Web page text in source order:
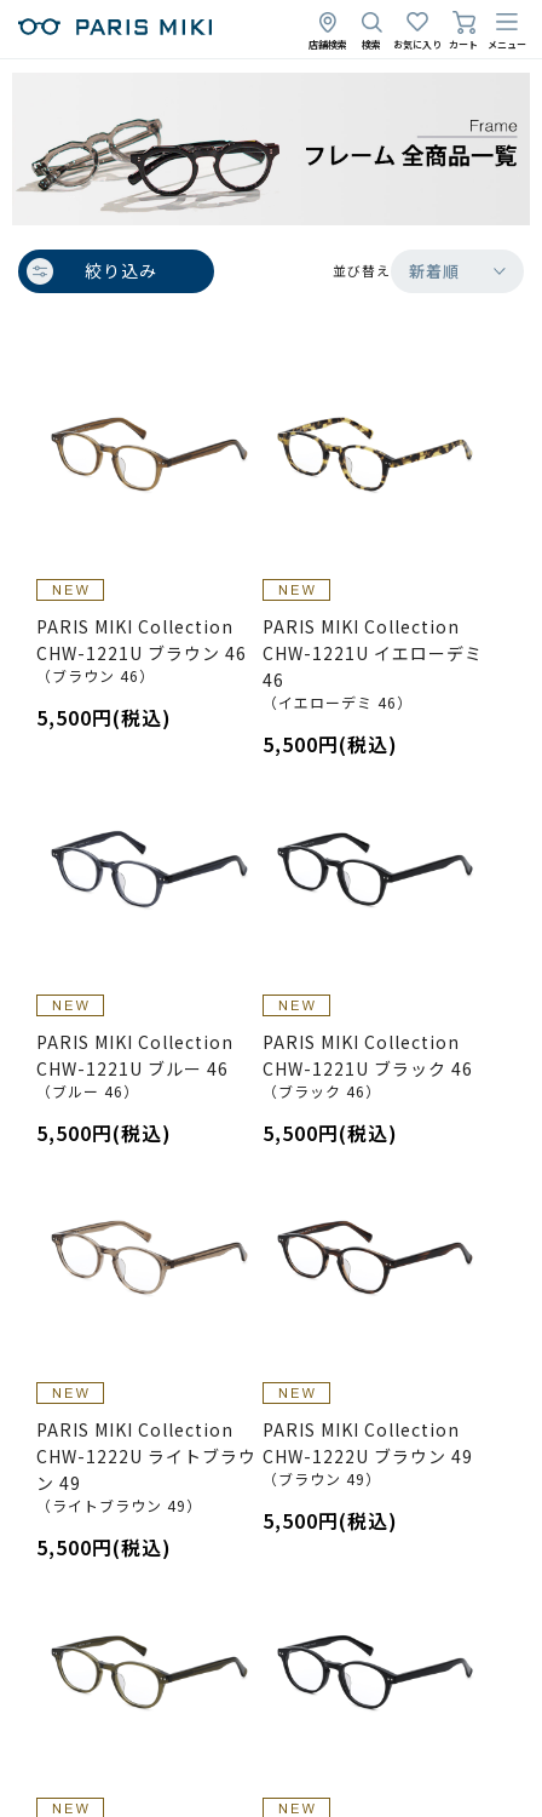
店舗検索 検索 お気に入り カート メニュー
絞り込み 並び替え 新着順
PARIS MIKI Collection
CHW-1221U ブラウン 46
（ブラウン 46）
5,500円(税込)
PARIS MIKI Collection
CHW-1221U イエローデミ
46
（イエローデミ 46）
5,500円(税込)
PARIS MIKI Collection
CHW-1221U ブルー 46
（ブルー 46）
5,500円(税込)
PARIS MIKI Collection
CHW-1221U ブラック 46
（ブラック 46）
5,500円(税込)
PARIS MIKI Collection
CHW-1222U ライトブラウ
ン 49
（ライトブラウン 49）
5,500円(税込)
PARIS MIKI Collection
CHW-1222U ブラウン 49
（ブラウン 49）
5,500円(税込)